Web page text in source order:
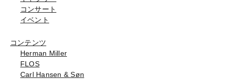
コンサート
イベント
コンテンツ
Herman Miller
FLOS
Carl Hansen & Søn